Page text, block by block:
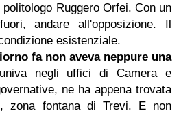
Ruggero Orfei. Con un
andare all'opposizione. Il
esistenziale.
fa non aveva neppure una
negli uffici di Camera e
ne ha appena trovata
zona fontana di Trevi. E non